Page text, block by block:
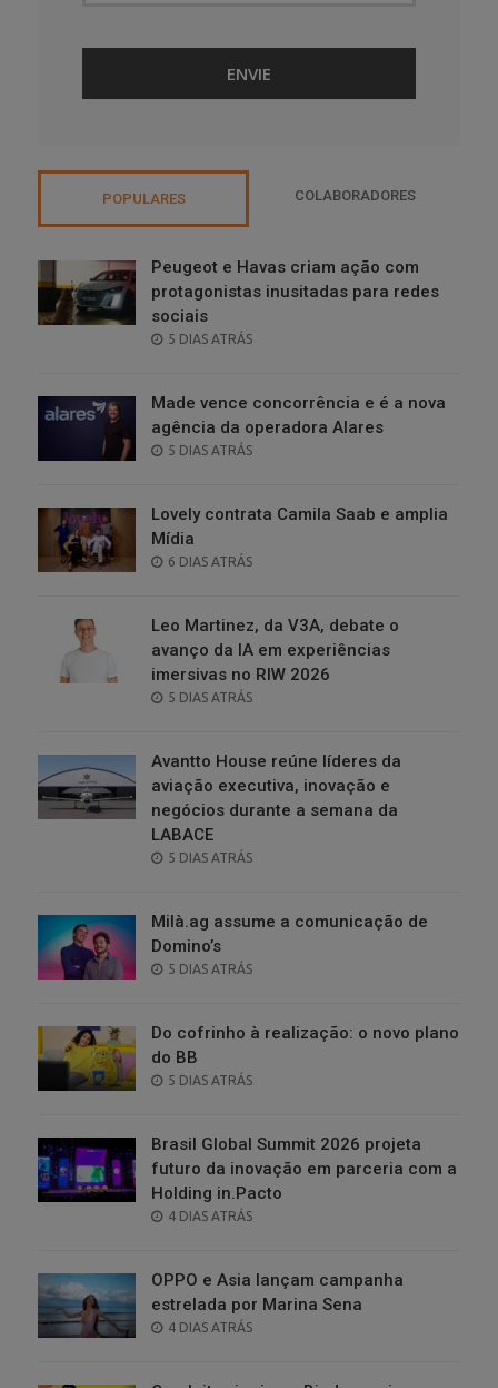
POPULARES COLABORADORES
Peugeot e Havas criam ação com
protagonistas inusitadas para redes
sociais
POSTED
5 DIAS ATRÁS
Made vence concorrência e é a nova
agência da operadora Alares
POSTED
5 DIAS ATRÁS
Lovely contrata Camila Saab e amplia
Mídia
POSTED
6 DIAS ATRÁS
Leo Martinez, da V3A, debate o
avanço da IA em experiências
imersivas no RIW 2026
POSTED
5 DIAS ATRÁS
Avantto House reúne líderes da
aviação executiva, inovação e
negócios durante a semana da
LABACE
POSTED
5 DIAS ATRÁS
Milà.ag assume a comunicação de
Domino’s
POSTED
5 DIAS ATRÁS
Do cofrinho à realização: o novo plano
do BB
POSTED
5 DIAS ATRÁS
Brasil Global Summit 2026 projeta
futuro da inovação em parceria com a
Holding in.Pacto
POSTED
4 DIAS ATRÁS
OPPO e Asia lançam campanha
estrelada por Marina Sena
POSTED
4 DIAS ATRÁS